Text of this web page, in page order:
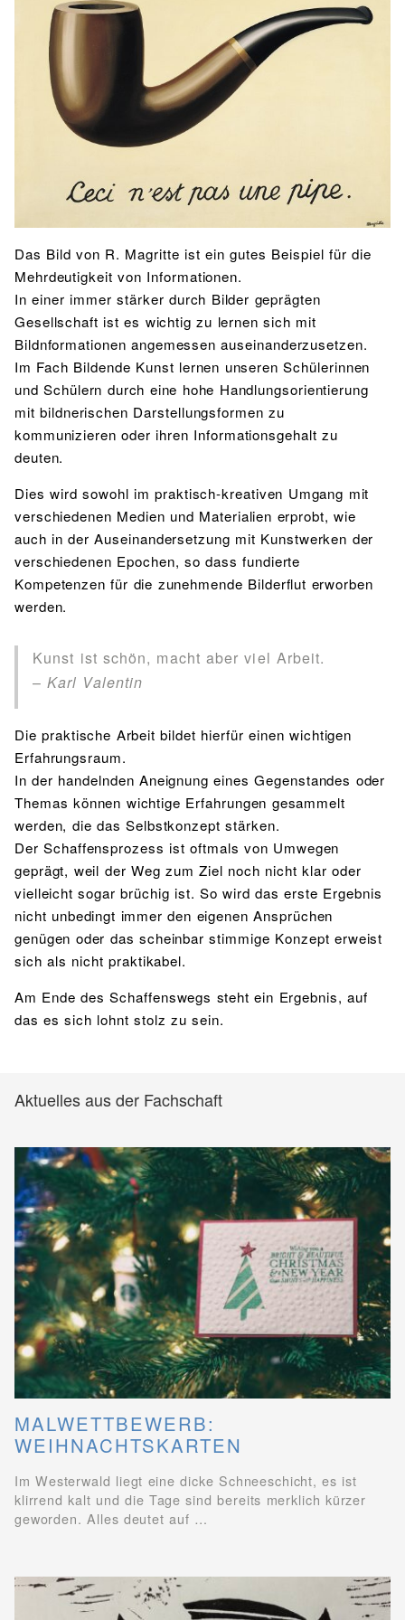
BIBLIOTHEK
Bibliothek Bibliothekskatalog
Schulbuchausleihe
Lehrmittelfreiheit
Buchempfehlungen
MENSA & BISTRO
Food Scouts
FAQs
SPORT
Sport als Leistungsfach Exkursionen
Fachschaft
JtfO
Das Bild von R. Magritte ist ein gutes Beispiel für die
Mehrdeutigkeit von Informationen.
In einer immer stärker durch Bilder geprägten
Gesellschaft ist es wichtig zu lernen sich mit
Bildnformationen angemessen auseinanderzusetzen.
Im Fach Bildende Kunst lernen unseren Schülerinnen
und Schülern durch eine hohe Handlungsorientierung
mit bildnerischen Darstellungsformen zu
kommunizieren oder ihren Informationsgehalt zu
deuten.
Dies wird sowohl im praktisch-kreativen Umgang mit
verschiedenen Medien und Materialien erprobt, wie
auch in der Auseinandersetzung mit Kunstwerken der
verschiedenen Epochen, so dass fundierte
Kompetenzen für die zunehmende Bilderflut erworben
werden.
Kunst ist schön, macht aber viel Arbeit.
–Karl Valentin
Die praktische Arbeit bildet hierfür einen wichtigen
Erfahrungsraum.
In der handelnden Aneignung eines Gegenstandes oder
Themas können wichtige Erfahrungen gesammelt
werden, die das Selbstkonzept stärken.
Der Schaffensprozess ist oftmals von Umwegen
geprägt, weil der Weg zum Ziel noch nicht klar oder
vielleicht sogar brüchig ist. So wird das erste Ergebnis
nicht unbedingt immer den eigenen Ansprüchen
genügen oder das scheinbar stimmige Konzept erweist
sich als nicht praktikabel.
Am Ende des Schaffenswegs steht ein Ergebnis, auf
das es sich lohnt stolz zu sein.
Aktuelles aus der Fachschaft
MALWETTBEWERB:
WEIHNACHTSKARTEN
Im Westerwald liegt eine dicke Schneeschicht, es ist
klirrend kalt und die Tage sind bereits merklich kürzer
geworden. Alles deutet auf …